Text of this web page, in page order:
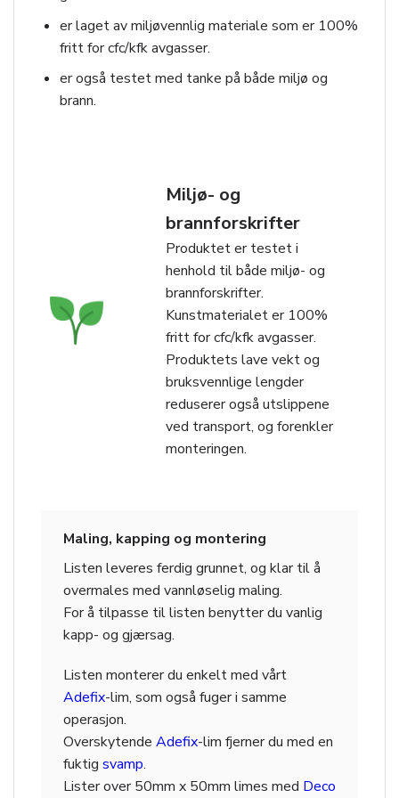
er laget av miljøvennlig materiale som er 100%
fritt for cfc/kfk avgasser.
er også testet med tanke på både miljø og
brann.
Miljø- og
brannforskrifter
Produktet er testet i
henhold til både miljø- og
brannforskrifter.
Kunstmaterialet er 100%
fritt for cfc/kfk avgasser.
Produktets lave vekt og
bruksvennlige lengder
reduserer også utslippene
ved transport, og forenkler
monteringen.
Maling, kapping og montering
Listen leveres ferdig grunnet, og klar til å
overmales med vannløselig maling.
For å tilpasse til listen benytter du vanlig
kapp- og gjærsag.
Listen monterer du enkelt med vårt
Adefix-lim, som også fuger i samme
operasjon.
Overskytende Adefix-lim fjerner du med en
fuktig svamp.
Lister over 50mm x 50mm limes med Deco